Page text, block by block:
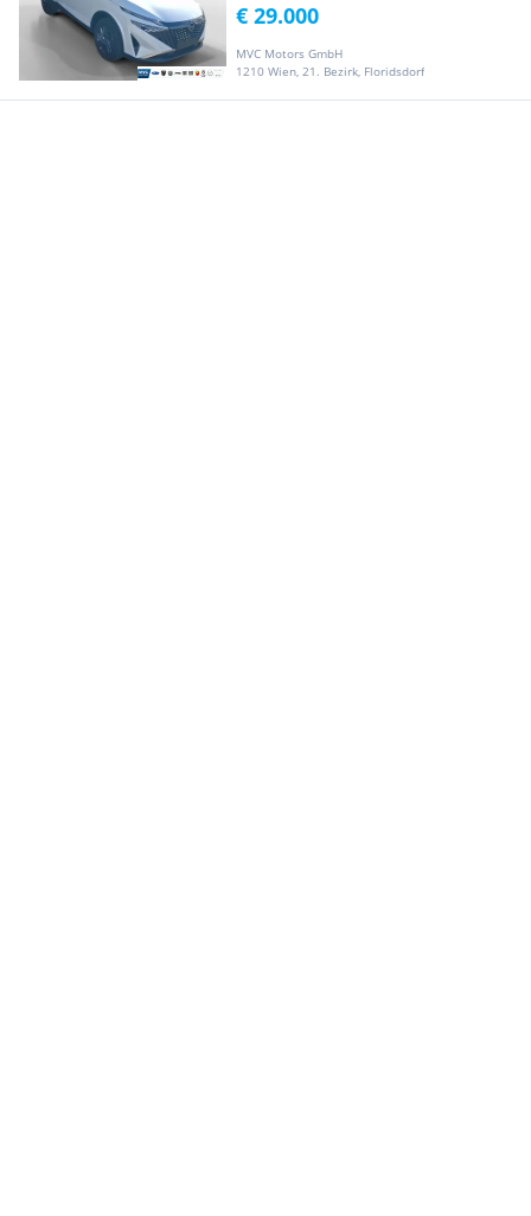
MVC Motors GmbH
1210 Wien, 21. Bezirk, Floridsdorf
€ 29.000